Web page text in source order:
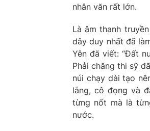
nhân văn rất lớn.
Là âm thanh
dây duy nhất đã
Yên đã viết: “Đất
Phải chăng thi sỹ
núi chạy dài tạo
lắng, cô đọng và
từng nốt mà là
nước.